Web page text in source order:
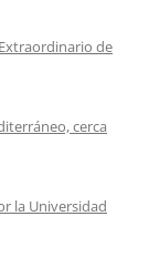
de
cerca
la Universidad